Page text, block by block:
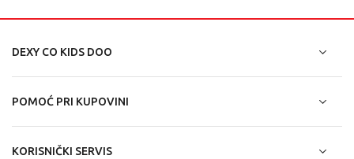
DEXY CO KIDS DOO
POMOĆ PRI KUPOVINI
KORISNIČKI SERVIS